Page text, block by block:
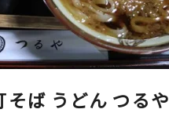
そば うどん つるや